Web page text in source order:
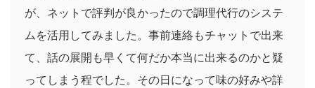
が、ネットで評判が良かったので調理代行のシステ
ムを活用してみました。事前連絡もチャットで出来
て、話の展開も早くて何だか本当に出来るのかと疑
ってしまう程でした。その日になって味の好みや詳